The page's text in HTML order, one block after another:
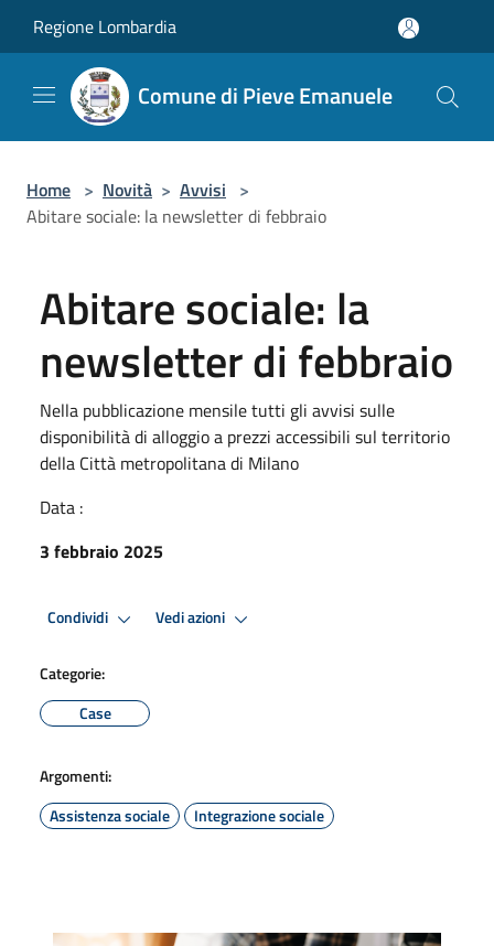
Regione Lombardia
Comune di Pieve Emanuele
Home > Novità > Avvisi >
Abitare sociale: la newsletter di febbraio
Abitare sociale: la
newsletter di febbraio
Nella pubblicazione mensile tutti gli avvisi sulle
disponibilità di alloggio a prezzi accessibili sul territorio
della Città metropolitana di Milano
Data :
3 febbraio 2025
Condividi Vedi azioni
Categorie:
Case
Argomenti:
Assistenza sociale
Integrazione sociale